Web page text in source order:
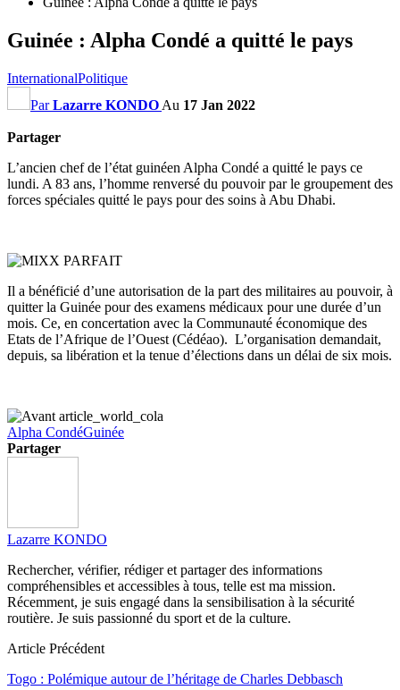
Guinée : Alpha Condé a quitté le pays
InternationalPolitique
ParLazarre KONDO Au 17 Jan 2022
Partager
L’ancien chef de l’état guinéen Alpha Condé a quitté le pays ce
lundi. A 83 ans, l’homme renversé du pouvoir par le groupement des
forces spéciales quitté le pays pour des soins à Abu Dhabi.
Il a bénéficié d’une autorisation de la part des militaires au pouvoir, à
quitter la Guinée pour des examens médicaux pour une durée d’un
mois. Ce, en concertation avec la Communauté économique des
Etats de l’Afrique de l’Ouest (Cédéao). L’organisation demandait,
depuis, sa libération et la tenue d’élections dans un délai de six mois.
Alpha CondéGuinée
Partager
Lazarre KONDO
Rechercher, vérifier, rédiger et partager des informations
compréhensibles et accessibles à tous, telle est ma mission.
Récemment, je suis engagé dans la sensibilisation à la sécurité
routière. Je suis passionné du sport et de la culture.
Article Précédent
Togo : Polémique autour de l’héritage de Charles Debbasch